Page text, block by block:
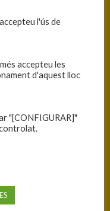
- Grup 3
25
l'ús de
accepteu les
d'aquest lloc
"[CONFIGURAR]"